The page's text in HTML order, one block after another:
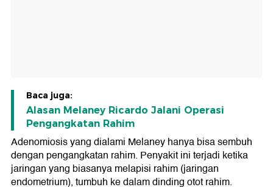
Baca juga:
Alasan Melaney Ricardo Jalani Operasi
Pengangkatan Rahim
Adenomiosis yang dialami Melaney hanya bisa sembuh
dengan pengangkatan rahim. Penyakit ini terjadi ketika
jaringan yang biasanya melapisi rahim (jaringan
endometrium), tumbuh ke dalam dinding otot rahim.